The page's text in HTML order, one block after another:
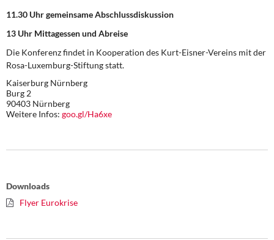
11.30 Uhr gemeinsame Abschlussdiskussion
13 Uhr Mittagessen und Abreise
Die Konferenz findet in Kooperation des Kurt-Eisner-Vereins mit der
Rosa-Luxemburg-Stiftung statt.
Kaiserburg Nürnberg
Burg 2
90403 Nürnberg
Weitere Infos: goo.gl/Ha6xe
Downloads
Flyer Eurokrise